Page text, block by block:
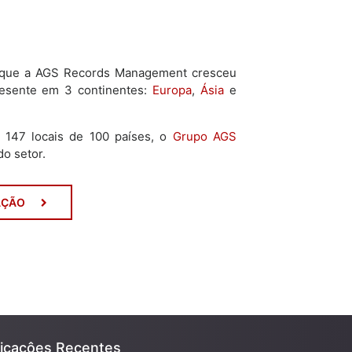
a AGS Records Management cresceu
em 3 continentes: Europa,Ásia e
locais de 100 países, o Grupo AGS
setor.
Recentes